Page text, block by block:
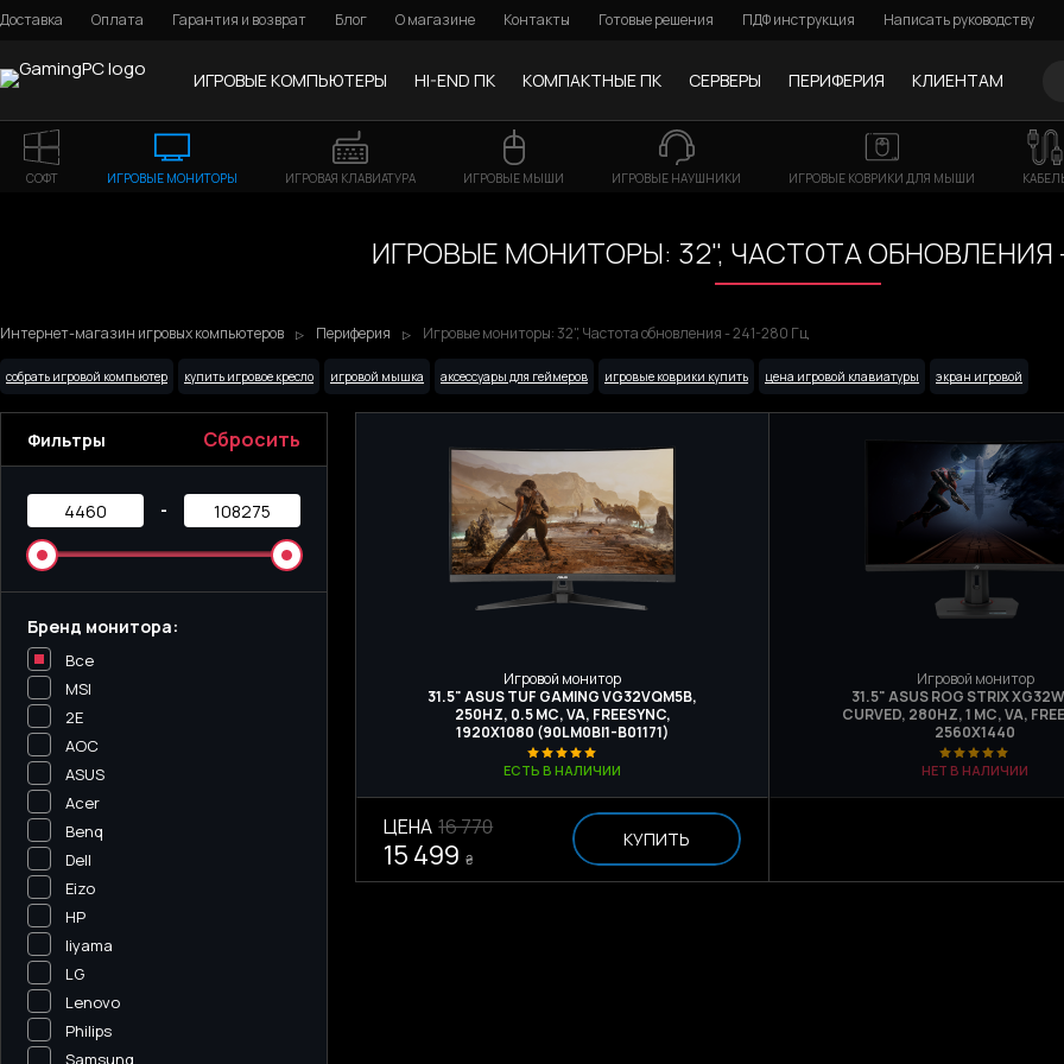
Доставка Оплата Гарантия и возврат Блог О магазине Контакты Готовые решения ПДФ инструкция Написать руководству
ИГРОВЫЕ КОМПЬЮТЕРЫ HI-END ПК КОМПАКТНЫЕ ПК СЕРВЕРЫ ПЕРИФЕРИЯ КЛИЕНТАМ
СОФТ ИГРОВЫЕ МОНИТОРЫ ИГРОВАЯ КЛАВИАТУРА ИГРОВЫЕ МЫШИ ИГРОВЫЕ НАУШНИКИ ИГРОВЫЕ КОВРИКИ ДЛЯ МЫШИ
ИГРОВЫЕ МОНИТОРЫ: 32", ЧАСТОТА ОБНОВЛЕНИЯ
Интернет-магазин игровых компьютеров Периферия Игровые мониторы: 32", Частота обновления - 241-280 Гц
собрать игровой компьютер купить игровое кресло игровой мышка аксессуары для геймеров игровые коврики купить цена игровой клавиатуры экран игровой
Фильтры Сбросить
-
Бренд монитора:
Все
MSI
2E
AOC
ASUS
Acer
Benq
Dell
Eizo
HP
Iiyama
LG
Lenovo
Philips
Samsung
Игровой монитор
31.5" ASUS TUF GAMING VG32VQM5B,
250HZ, 0.5 МС, VA, FREESYNC,
1920X1080 (90LM0BI1-B01171)
ЕСТЬ В НАЛИЧИИ
ЦЕНА 16 770
15 499 ₴
КУПИТЬ
Игровой монитор
31.5" ASUS ROG STRIX
CURVED, 280HZ, 1 МС, VA,
2560X1440
НЕТ В НАЛИЧИИ